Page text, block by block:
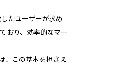
たユーザーが求め
おり、効率的なマー
、この基本を押さえ